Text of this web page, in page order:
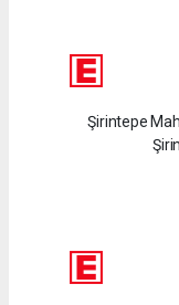
Şirintepe